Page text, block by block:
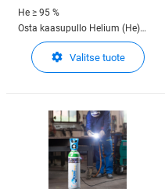
He ≥ 95 %
Osta kaasupullo Helium (He)
heliumpallojen täyttämiseen
Valitse tuote